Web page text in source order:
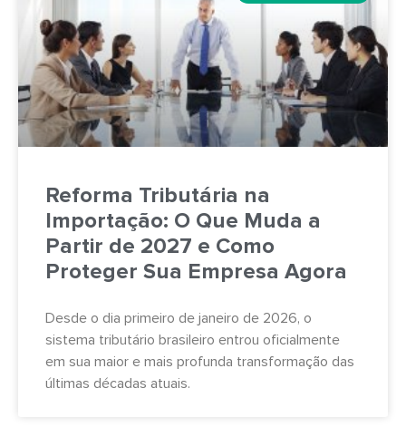
Reforma Tributária na
Importação: O Que Muda a
Partir de 2027 e Como
Proteger Sua Empresa Agora
Desde o dia primeiro de janeiro de 2026, o
sistema tributário brasileiro entrou oficialmente
em sua maior e mais profunda transformação das
últimas décadas atuais.